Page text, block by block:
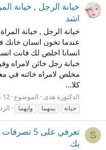
خيانة الرجل , خيانة
اشد
خيانة الرجل , خيانة
عندما تخون انسان خانك
انسانا اخلص لك فانت
خيانة رجل خائن لامراه
مخلص لامراه خائنه في
كلا...
الدكتورة هدى الموضوع 12 مارس 2016
خيانة
بينهما وايهما
S
تعرفي على
بك